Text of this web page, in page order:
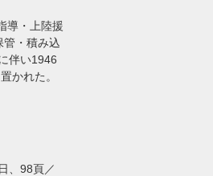
導・上陸援
管・積み込
伴い1946
かれた。
、98頁／